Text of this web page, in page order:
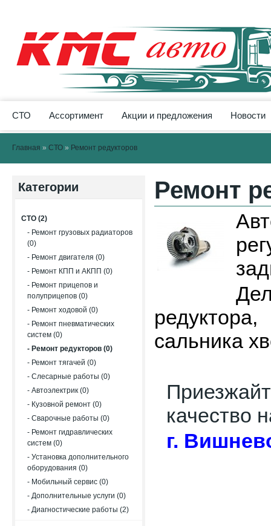
СТО Ассортимент Акции и предложения Новости
Главная » СТО » Ремонт редукторов
Категории
СТО (2)
- Ремонт грузовых радиаторов
(0)
- Ремонт двигателя (0)
- Ремонт КПП и АКПП (0)
- Ремонт прицепов и
полуприцепов (0)
- Ремонт ходовой (0)
- Ремонт пневматических
систем (0)
- Ремонт редукторов (0)
- Ремонт тягачей (0)
- Слесарные работы (0)
- Автоэлектрик (0)
- Кузовной ремонт (0)
- Сварочные работы (0)
- Ремонт гидравлических
систем (0)
- Установка дополнительного
оборудования (0)
- Мобильный сервис (0)
- Дополнительные услуги (0)
- Диагностические работы (2)
Ремонт
сальника
качество
г.